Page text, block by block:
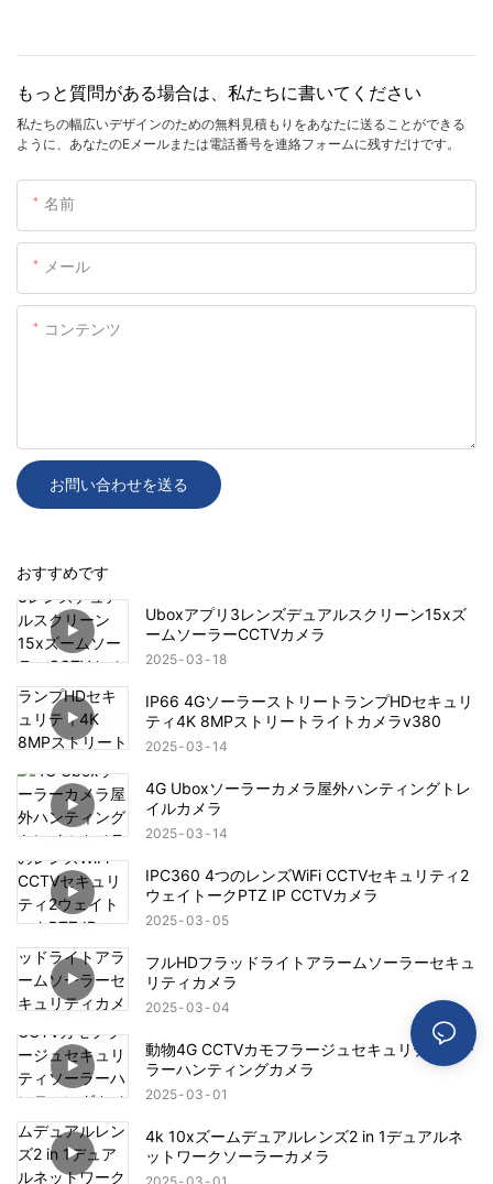
もっと質問がある場合は、私たちに書いてください
私たちの幅広いデザインのための無料見積もりをあなたに送ることができる
ように、あなたのEメールまたは電話番号を連絡フォームに残すだけです。
名前
メール
コンテンツ
お問い合わせを送る
おすすめです
Uboxアプリ3レンズデュアルスクリーン15xズ
ームソーラーCCTVカメラ
2025 03 18
IP66 4GソーラーストリートランプHDセキュリ
ティ4K 8MPストリートライトカメラv380
2025 03 14
4G Uboxソーラーカメラ屋外ハンティングトレ
イルカメラ
2025 03 14
IPC360 4つのレンズWiFi CCTVセキュリティ2
ウェイトークPTZ IP CCTVカメラ
2025 03 05
フルHDフラッドライトアラームソーラーセキュ
リティカメラ
2025 03 04
動物4G CCTVカモフラージュセキュリティソー
ラーハンティングカメラ
2025 03 01
4k 10xズームデュアルレンズ2 in 1デュアルネ
ットワークソーラーカメラ